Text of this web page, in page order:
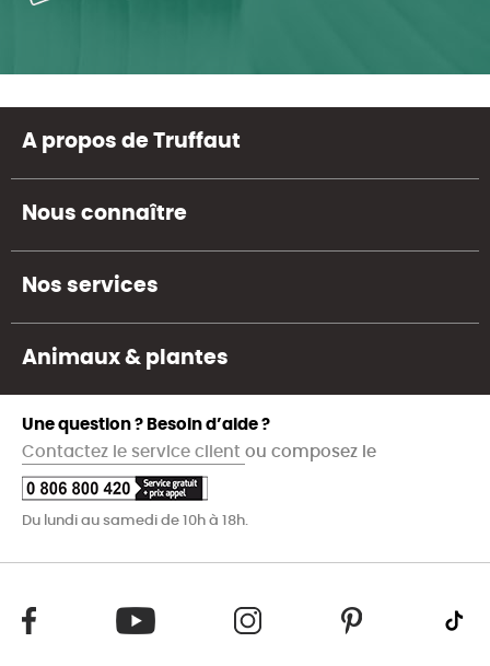
A propos de Truffaut
Nous connaître
Nos services
Animaux & plantes
Une question ? Besoin d’aide ?
Contactez le service client ou composez le
Du lundi au samedi de 10h à 18h.